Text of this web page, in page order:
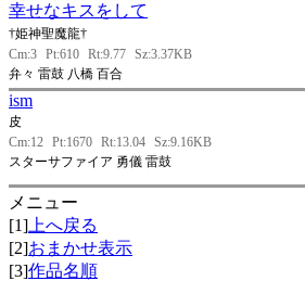
幸せなキスをして
†姫神聖魔龍†
Cm:3 Pt:610 Rt:9.77 Sz:3.37KB
弁々 雷鼓 八橋 百合
ism
皮
Cm:12 Pt:1670 Rt:13.04 Sz:9.16KB
スターサファイア 勇儀 雷鼓
メニュー
[1] 上へ戻る
[2]おまかせ表示
[3]作品名順